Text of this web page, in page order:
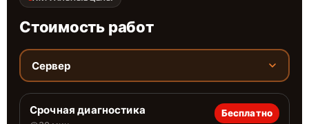
Стоимость работ
Сервер
Срочная диагностика Бесплатно